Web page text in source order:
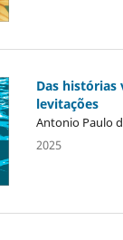
Das histórias
levitações
Antonio Paulo
2025